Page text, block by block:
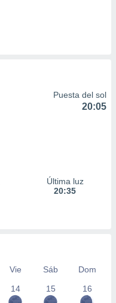
Puesta del sol
20:05
Última luz
20:35
Vie Sáb
Dom
14 15 16